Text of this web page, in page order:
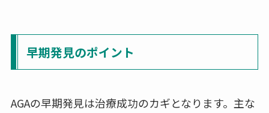
早期発見のポイント
AGAの早期発見は治療成功のカギとなります。主な